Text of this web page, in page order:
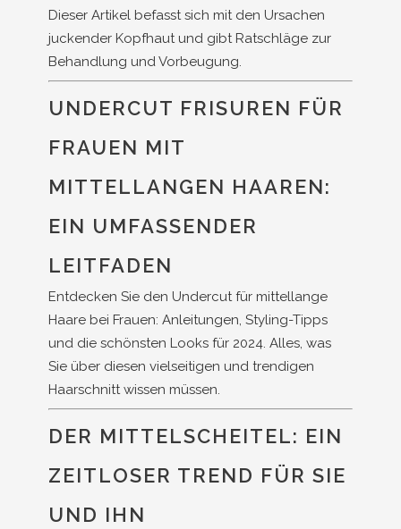
Dieser Artikel befasst sich mit den Ursachen
juckender Kopfhaut und gibt Ratschläge zur
Behandlung und Vorbeugung.
UNDERCUT FRISUREN FÜR
FRAUEN MIT
MITTELLANGEN HAAREN:
EIN UMFASSENDER
LEITFADEN
Entdecken Sie den Undercut für mittellange
Haare bei Frauen: Anleitungen, Styling-Tipps
und die schönsten Looks für 2024. Alles, was
Sie über diesen vielseitigen und trendigen
Haarschnitt wissen müssen.
DER MITTELSCHEITEL: EIN
ZEITLOSER TREND FÜR SIE
UND IHN